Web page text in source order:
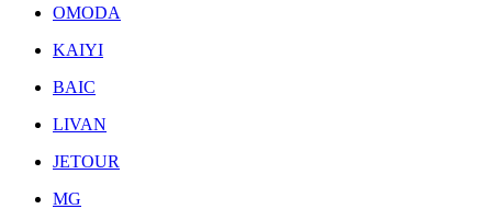
OMODA
KAIYI
BAIC
LIVAN
JETOUR
MG